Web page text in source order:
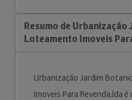
Resumo de
Loteamento Imoveis
Urbanização Jardim
Imoveis Para Revenda,lda